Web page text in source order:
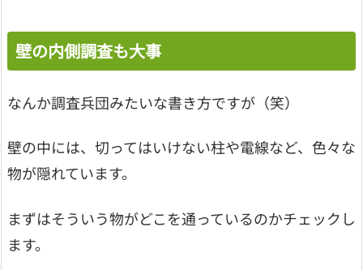
壁の内側調査も大事
なんか調査兵団みたいな書き方ですが（笑）
壁の中には、切ってはいけない柱や電線など、色々な
物が隠れています。
まずはそういう物がどこを通っているのかチェックし
ます。